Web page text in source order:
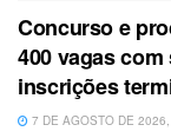
Concurso e
400 vagas com
inscrições
7 DE AGOSTO DE